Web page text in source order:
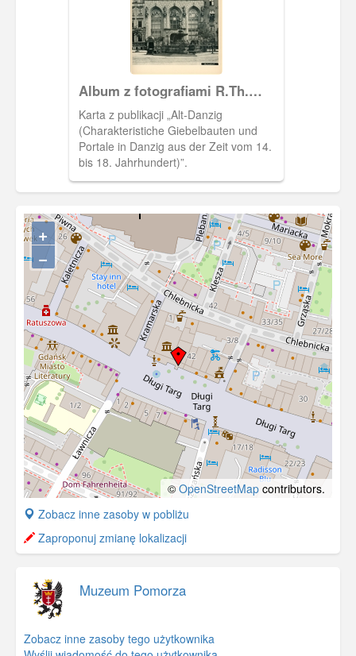
Album z fotografiami R.Th.
Kuhna
Karta z publikacji „Alt-Danzig
(Charakteristiche Giebelbauten und
Portale in Danzig aus der Zeit vom 14.
bis 18. Jahrhundert)”.
+
−
© OpenStreetMap contributors.
+
−
Zobacz inne zasoby w pobliżu
Zaproponuj zmianę lokalizacji
Muzeum Pomorza
Zobacz inne zasoby tego użytkownika